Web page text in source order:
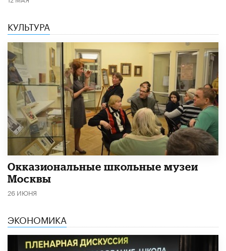
КУЛЬТУРА
​Окказиональные школьные музеи
Москвы
26 ИЮНЯ
ЭКОНОМИКА